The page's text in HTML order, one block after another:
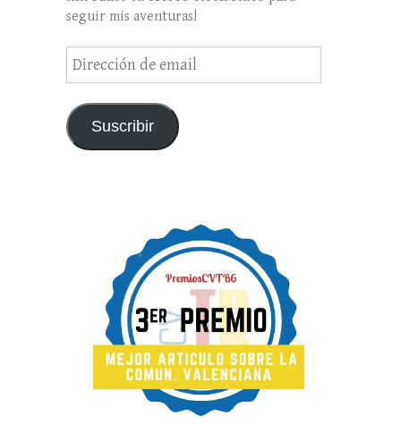
seguir mis aventuras!
Dirección
de
Suscribir